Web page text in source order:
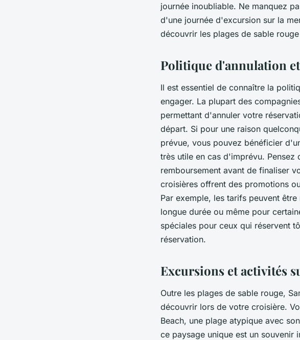
journée inoubliable. Ne manquez
d'une journée d'excursion sur la
découvrir les plages de sable
Politique d'annulation
Il est essentiel de connaître la
engager. La plupart des
permettant d'annuler votre
départ. Si pour une raison
prévue, vous pouvez bénéficier
très utile en cas d'imprévu.
remboursement avant de finaliser
croisières offrent des promotions
Par exemple, les tarifs peuvent
longue durée ou même pour
spéciales pour ceux qui réservent
réservation.
Excursions et activités
Outre les plages de sable rouge,
découvrir lors de votre croisière.
Beach, une plage atypique avec
ce paysage unique est un